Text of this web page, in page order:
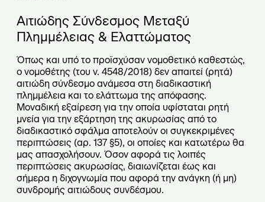
Αιτιώδης Σύνδεσμος Μεταξύ
Πλημμέλειας & Ελαττώματος
Όπως και υπό το προϊσχύσαν νομοθετικό καθεστώς,
ο νομοθέτης (του ν. 4548/2018) δεν απαιτεί (ρητά)
αιτιώδη σύνδεσμο ανάμεσα στη διαδικαστική
πλημμέλεια και το ελάττωμα της απόφασης.
Μοναδική εξαίρεση για την οποία υφίσταται ρητή
μνεία για την εξάρτηση της ακυρωσίας από το
διαδικαστικό σφάλμα αποτελούν οι συγκεκριμένες
περιπτώσεις (αρ. 137 §5), οι οποίες και κατωτέρω θα
μας απασχολήσουν. Όσον αφορά τις λοιπές
περιπτώσεις ακυρωσίας, διαιωνίζεται έως και
σήμερα η διχογνωμία που αφορά την ανάγκη (ή μη)
συνδρομής αιτιώδους συνδέσμου.